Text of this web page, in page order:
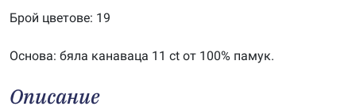
Брой цветове: 19
Основа: бяла канаваца 11 ct от 100% памук.
Описание